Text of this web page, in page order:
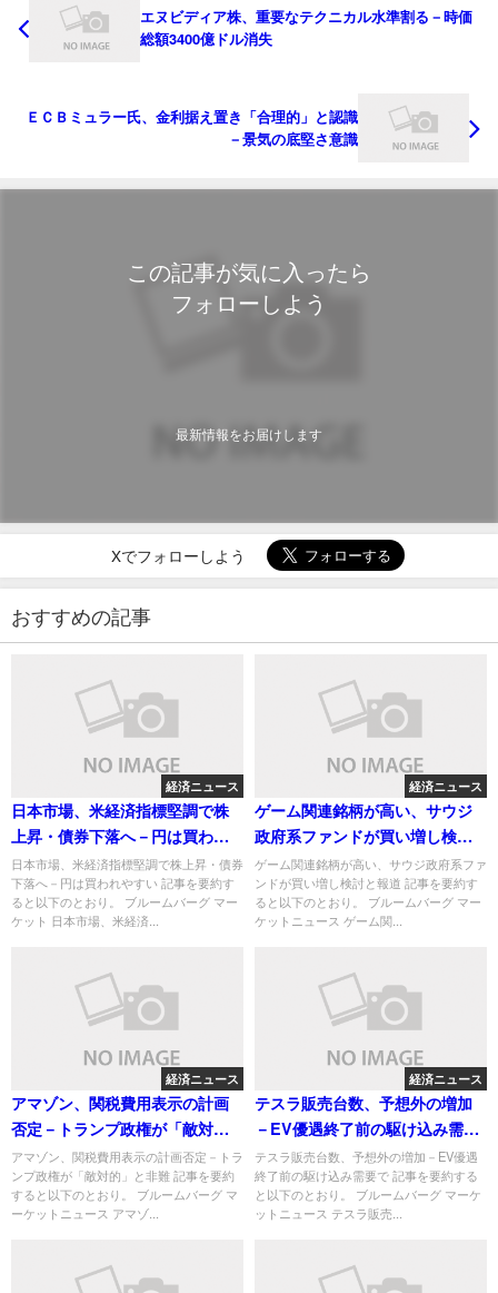
エヌビディア株、重要なテクニカル水準割る－時価
総額3400億ドル消失
ＥＣＢミュラー氏、金利据え置き「合理的」と認識
－景気の底堅さ意識
この記事が気に入ったら
フォローしよう
最新情報をお届けします
Xでフォローしよう
おすすめの記事
経済ニュース
日本市場、米経済指標堅調で株
上昇・債券下落へ－円は買われ
やすい
日本市場、米経済指標堅調で株上昇・債券
下落へ－円は買われやすい 記事を要約す
ると以下のとおり。 ブルームバーグ マー
ケット 日本市場、米経済...
経済ニュース
ゲーム関連銘柄が高い、サウジ
政府系ファンドが買い増し検討
と報道
ゲーム関連銘柄が高い、サウジ政府系ファ
ンドが買い増し検討と報道 記事を要約す
ると以下のとおり。 ブルームバーグ マー
ケットニュース ゲーム関...
経済ニュース
アマゾン、関税費用表示の計画
否定－トランプ政権が「敵対
的」と非難
アマゾン、関税費用表示の計画否定－トラ
ンプ政権が「敵対的」と非難 記事を要約
すると以下のとおり。 ブルームバーグ マ
ーケットニュース アマゾ...
経済ニュース
テスラ販売台数、予想外の増加
－EV優遇終了前の駆け込み需要
で
テスラ販売台数、予想外の増加－EV優遇
終了前の駆け込み需要で 記事を要約する
と以下のとおり。 ブルームバーグ マーケ
ットニュース テスラ販売...